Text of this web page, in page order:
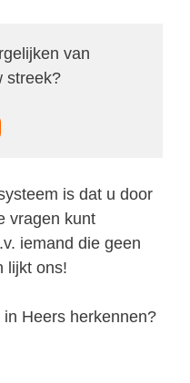
van
streek?
is dat u door
vragen kunt
iemand die geen
lijkt ons!
Heers herkennen?